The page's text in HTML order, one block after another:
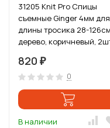
31205 Knit Pro Спицы
съемные Ginger 4мм для
длины тросика 28-
дерево, коричневый,
820 ₽
0
В наличии